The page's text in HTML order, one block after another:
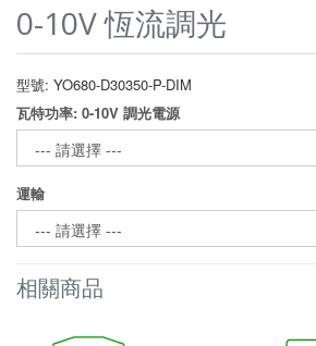
0-10V 恆流調光
型號: YO680-D30350-P-DIM
瓦特功率: 0-10V 調光電源
運輸
相關商品